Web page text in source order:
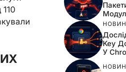
Key
У